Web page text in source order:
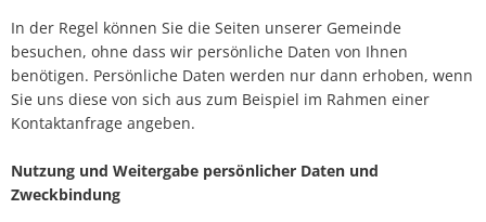
In der Regel können Sie die Seiten unserer Gemeinde
besuchen, ohne dass wir persönliche Daten von Ihnen
benötigen. Persönliche Daten werden nur dann erhoben, wenn
Sie uns diese von sich aus zum Beispiel im Rahmen einer
Kontaktanfrage angeben.
Nutzung und Weitergabe persönlicher Daten und
Zweckbindung